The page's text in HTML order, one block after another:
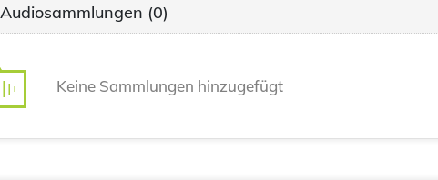
Audiosammlungen (0)
Keine Sammlungen hinzugefügt